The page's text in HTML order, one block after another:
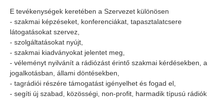
E tevékenységek keretében a Szervezet különösen
- szakmai képzéseket, konferenciákat, tapasztalatcsere
látogatásokat szervez,
- szolgáltatásokat nyújt,
- szakmai kiadványokat jelentet meg,
- véleményt nyilvánít a rádiózást érintő szakmai kérdésekben, a
jogalkotásban, állami döntésekben,
- tagrádiói részére támogatást igényelhet és fogad el,
- segíti új szabad, közösségi, non-profit, harmadik típusú rádiók